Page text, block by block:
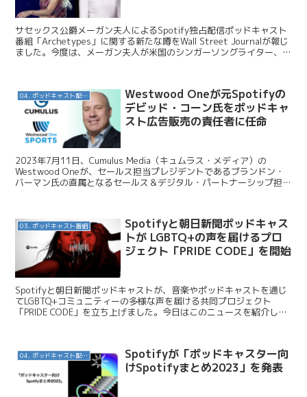
サセックス公爵メーガン夫人によるSpotify独占配信ポッドキャスト
番組「Archetypes」に関する新たな噂をWall Street Journalが報じ
ました。今度は、メーガン夫人が米国のシンガーソングライター、テ
04. ポッドキャスト配信・制作等
Westwood Oneが元Spotifyの
デビッド・コーン氏をポッドキャ
スト広告販売の責任者に任命
2023年7月11日、Cumulus Media（キュムラス・メディア）の
Westwood Oneが、セールス担当プレジデントであるブランドン・
バーマン氏の直属となるセールス＆デジタル・パートナーシップ担当
03. ポッドキャスト番組
Spotifyと朝日新聞ポッドキャス
トが LGBTQ+の声を届けるプロ
ジェクト「PRIDE CODE」を開始
Spotifyと朝日新聞ポッドキャストが、音楽やポッドキャストを通じ
てLGBTQ+コミュニティーの多様な声を届ける共同プロジェクト
「PRIDE CODE」を立ち上げました。今日はこのニュースを紹介しま
04. ポッドキャスト配信・制作等
Spotifyが「ポッドキャスター向
けSpotifyまとめ2023」を発表